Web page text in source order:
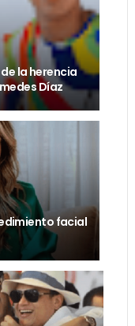
la herencia
Díaz
facial